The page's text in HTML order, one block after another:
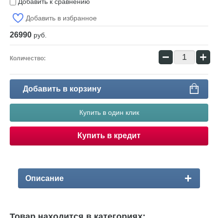
Добавить в избранное
26990 руб.
Количество: − +
Добавить в корзину
Купить в один клик
Купить в кредит
Описание